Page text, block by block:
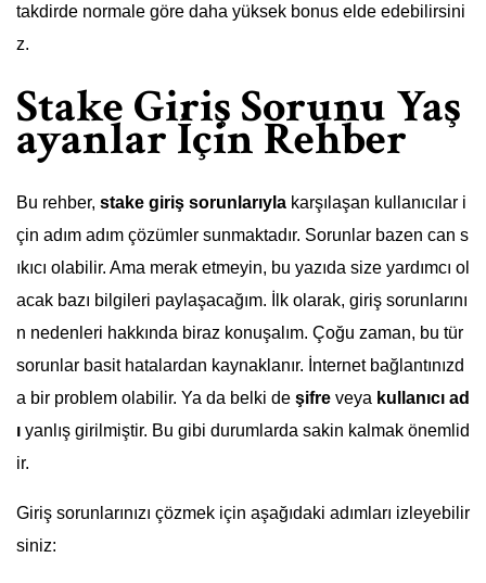
takdirde normale göre daha yüksek bonus elde edebilirsini
z.
Stake Giriş Sorunu Yaş
ayanlar İçin Rehber
Bu rehber, stake giriş sorunlarıyla karşılaşan kullanıcılar i
çin adım adım çözümler sunmaktadır. Sorunlar bazen can s
ıkıcı olabilir. Ama merak etmeyin, bu yazıda size yardımcı ol
acak bazı bilgileri paylaşacağım. İlk olarak, giriş sorunlarını
n nedenleri hakkında biraz konuşalım. Çoğu zaman, bu tür
sorunlar basit hatalardan kaynaklanır. İnternet bağlantınızd
a bir problem olabilir. Ya da belki de şifre veya kullanıcı ad
ı yanlış girilmiştir. Bu gibi durumlarda sakin kalmak önemlid
ir.
Giriş sorunlarınızı çözmek için aşağıdaki adımları izleyebilir
siniz: